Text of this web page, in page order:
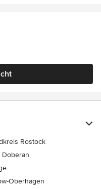
Rostock
Doberan
Oberhagen